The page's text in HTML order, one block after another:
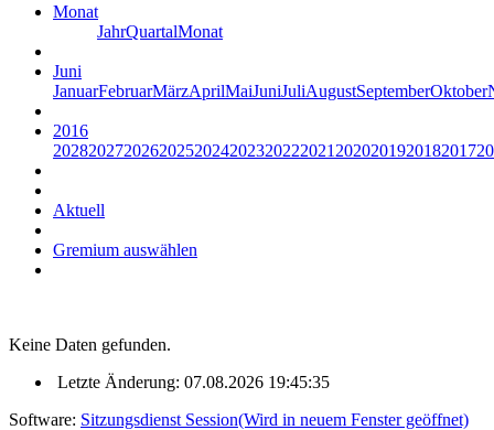
Monat
JahrQuartalMonat
Juni
JanuarFebruarMärzAprilMaiJuniJuliAugustSeptemberOktober
2016
20282027202620252024202320222021 2020201920182017
Aktuell
Gremium auswählen
Keine Daten gefunden.
Letzte Änderung: 07.08.2026 19:45:35
Software: Sitzungsdienst Session(Wird in neuem Fenster geöffnet)